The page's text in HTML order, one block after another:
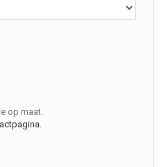
op maat.